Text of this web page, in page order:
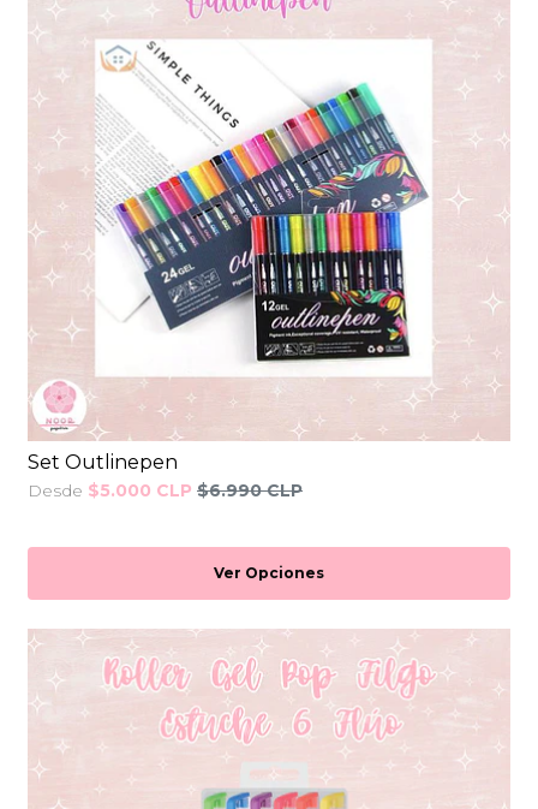
Set Outlinepen
Desde $5.000 CLP $6.990 CLP
Ver Opciones